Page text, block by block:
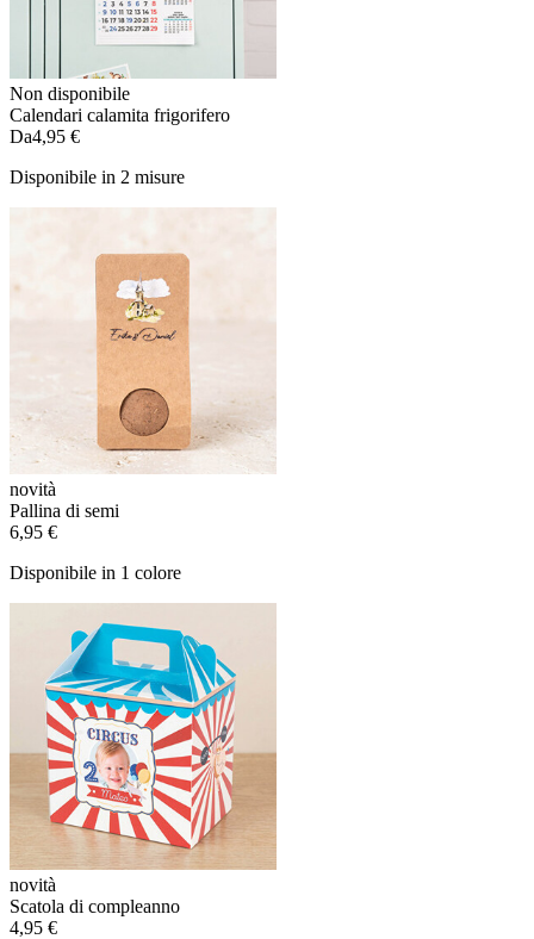
Non disponibile
Calendari calamita frigorifero
Da4,95 €
Disponibile in 2 misure
novità
Pallina di semi
6,95 €
Disponibile in 1 colore
novità
Scatola di compleanno
4,95 €